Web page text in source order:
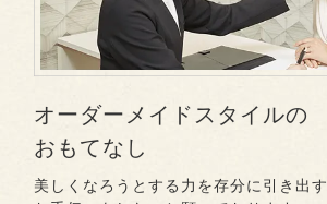
オーダーメイドスタイルの
おもてなし
美しくなろうとする力を存分に引き出す